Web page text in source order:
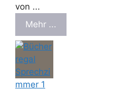
von ...
Mehr ...